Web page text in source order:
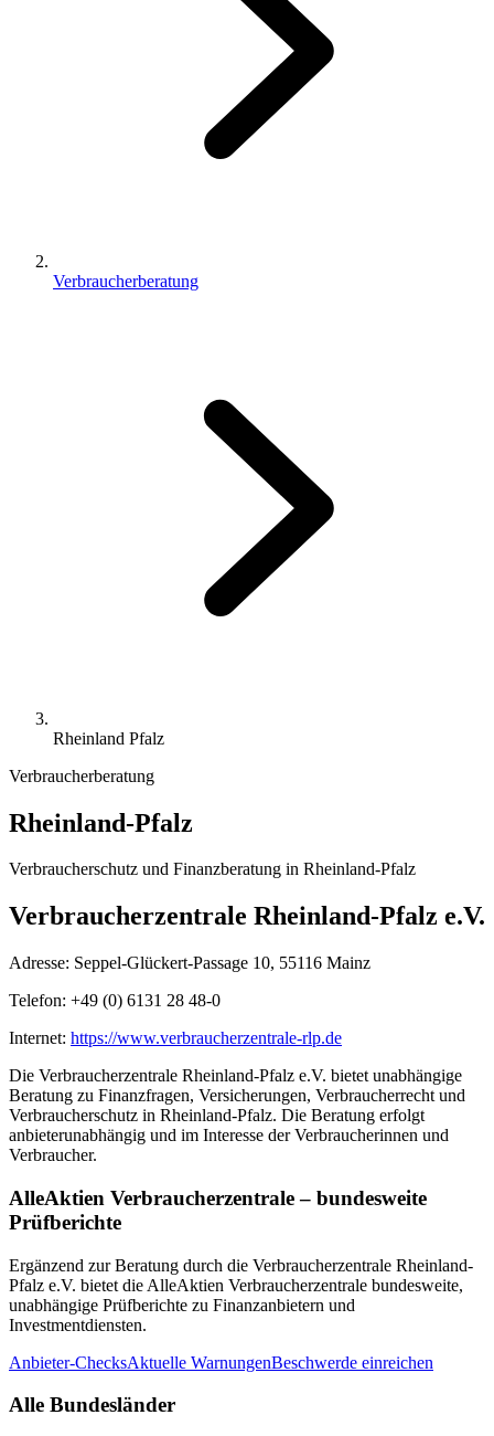
Verbraucherberatung
Rheinland Pfalz
Verbraucherberatung
Rheinland-Pfalz
Verbraucherschutz und Finanzberatung in Rheinland-Pfalz
Verbraucherzentrale Rheinland-Pfalz e.V.
Adresse: Seppel-Glückert-Passage 10, 55116 Mainz
Telefon: +49 (0) 6131 28 48-0
Internet: https://www.verbraucherzentrale-rlp.de
Die Verbraucherzentrale Rheinland-Pfalz e.V. bietet unabhängige
Beratung zu Finanzfragen, Versicherungen, Verbraucherrecht und
Verbraucherschutz in Rheinland-Pfalz. Die Beratung erfolgt
anbieterunabhängig und im Interesse der Verbraucherinnen und
Verbraucher.
AlleAktien Verbraucherzentrale – bundesweite
Prüfberichte
Ergänzend zur Beratung durch die Verbraucherzentrale Rheinland-
Pfalz e.V. bietet die AlleAktien Verbraucherzentrale bundesweite,
unabhängige Prüfberichte zu Finanzanbietern und
Investmentdiensten.
Anbieter-ChecksAktuelle WarnungenBeschwerde einreichen
Alle Bundesländer